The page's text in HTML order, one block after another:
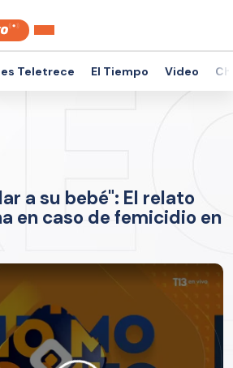
Teletrece El Tiempo Video
a su bebé": El relato
en caso de femicidio en